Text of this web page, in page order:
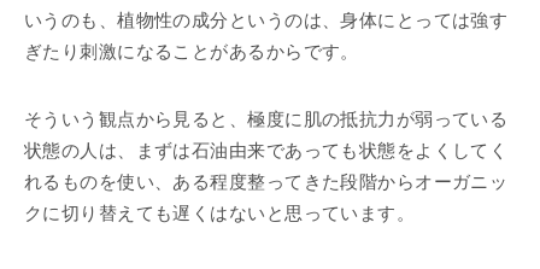
いうのも、植物性の成分というのは、身体にとっては強す
ぎたり刺激になることがあるからです。
そういう観点から見ると、極度に肌の抵抗力が弱っている
状態の人は、まずは石油由来であっても状態をよくしてく
れるものを使い、ある程度整ってきた段階からオーガニッ
クに切り替えても遅くはないと思っています。